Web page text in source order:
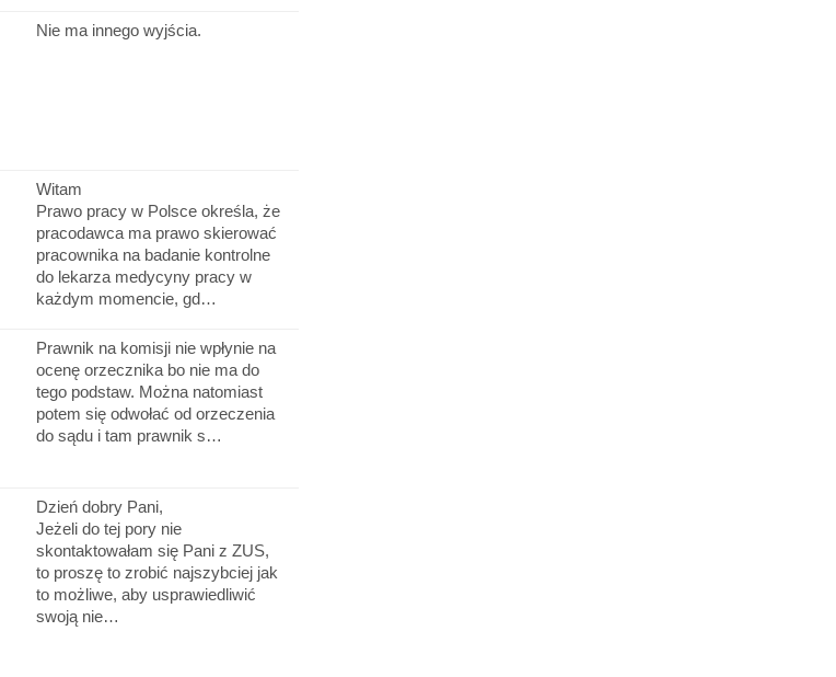
Nie ma innego wyjścia.
Witam
Prawo pracy w Polsce określa, że
pracodawca ma prawo skierować
pracownika na badanie kontrolne
do lekarza medycyny pracy w
każdym momencie, gd…
Prawnik na komisji nie wpłynie na
ocenę orzecznika bo nie ma do
tego podstaw. Można natomiast
potem się odwołać od orzeczenia
do sądu i tam prawnik s…
Dzień dobry Pani,
Jeżeli do tej pory nie
skontaktowałam się Pani z ZUS,
to proszę to zrobić najszybciej jak
to możliwe, aby usprawiedliwić
swoją nie…